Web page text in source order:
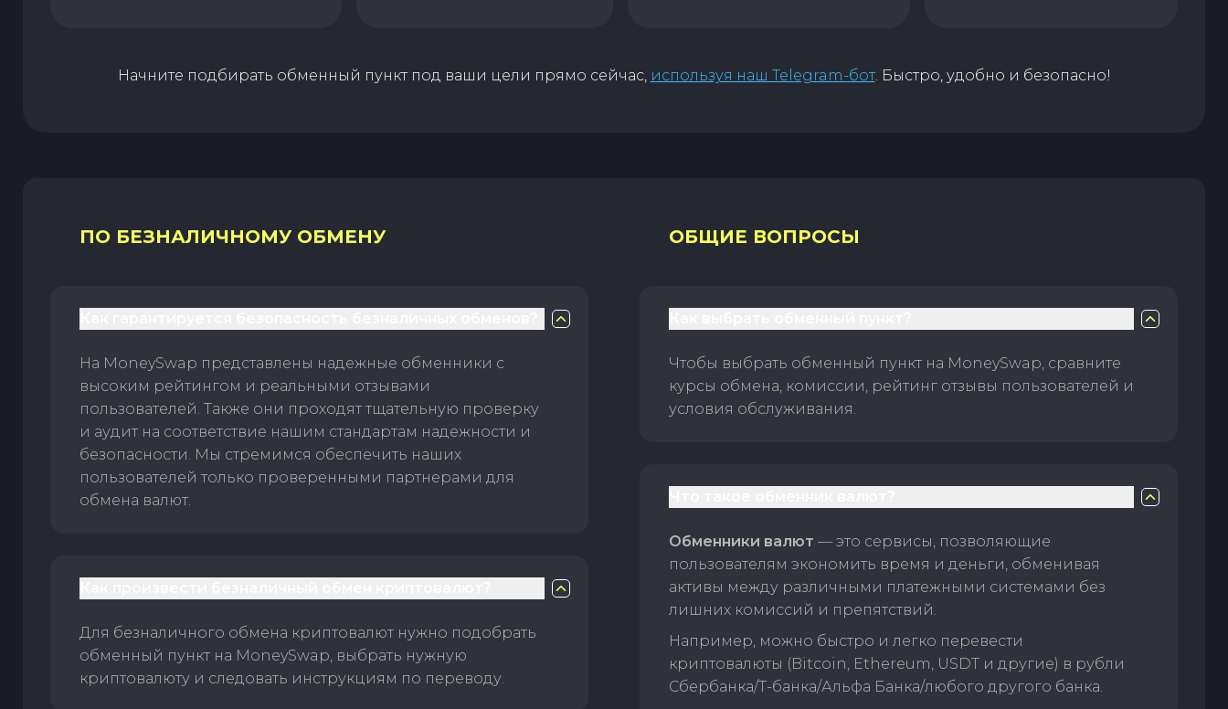
Начните подбирать обменный пункт под ваши цели прямо сейчас, используя наш Telegram-бот. Быстро, удобно и безопасно!
ПО БЕЗНАЛИЧНОМУ ОБМЕНУ
На MoneySwap представлены надежные обменники с
высоким рейтингом и реальными отзывами
пользователей. Также они проходят тщательную проверку
и аудит на соответствие нашим стандартам надежности и
безопасности. Мы стремимся обеспечить наших
пользователей только проверенными партнерами для
обмена валют.
Для безналичного обмена криптовалют нужно подобрать
обменный пункт на MoneySwap, выбрать нужную
криптовалюту и следовать инструкциям по переводу.
ОБЩИЕ ВОПРОСЫ
Чтобы выбрать обменный пункт на MoneySwap, сравните
курсы обмена, комиссии, рейтинг отзывы пользователей и
условия обслуживания.
Обменники валют — это сервисы, позволяющие
пользователям экономить время и деньги, обменивая
активы между различными платежными системами без
лишних комиссий и препятствий.
Например, можно быстро и легко перевести
криптовалюты (Bitcoin, Ethereum, USDT и другие) в рубли
Сбербанка/Т-банка/Альфа Банка/любого другого банка.